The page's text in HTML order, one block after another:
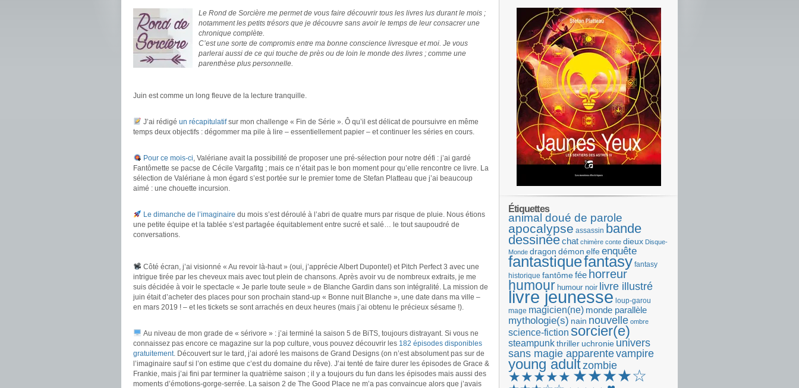
Le Rond de Sorcière me permet de vous faire découvrir tous les livres lus durant le mois ;
notamment les petits trésors que je découvre sans avoir le temps de leur consacrer une
chronique complète.
C’est une sorte de compromis entre ma bonne conscience livresque et moi. Je vous
parlerai aussi de ce qui touche de près ou de loin le monde des livres ; comme une
parenthèse plus personnelle.
Juin est comme un long fleuve de la lecture tranquille.
J’ai rédigé un récapitulatifsur mon challenge « Fin de Série ». Ô qu’il est délicat de poursuivre en même
temps deux objectifs : dégommer ma pile à lire – essentiellement papier – et continuer les séries en cours.
Pour ce mois-ci, Valériane avait la possibilité de proposer une pré-sélection pour notre défi : j’ai gardé
Fantômette se pacse de Cécile Vargafitg ; mais ce n’était pas le bon moment pour qu’elle rencontre ce livre. La
sélection de Valériane à mon égard s’est portée sur le premier tome de Stefan Platteau que j’ai beaucoup
aimé : une chouette incursion.
Le dimanche de l’imaginaire du mois s’est déroulé à l’abri de quatre murs par risque de pluie. Nous étions
une petite équipe et la tablée s’est partagée équitablement entre sucré et salé… le tout saupoudré de
conversations.
Côté écran, j’ai visionné « Au revoir là-haut » (oui, j’apprécie Albert Dupontel) et Pitch Perfect 3 avec une
intrigue tirée par les cheveux mais avec tout plein de chansons. Après avoir vu de nombreux extraits, je me
suis décidée à voir le spectacle « Je parle toute seule » de Blanche Gardin dans son intégralité. La mission de
juin était d’acheter des places pour son prochain stand-up « Bonne nuit Blanche », une date dans ma ville –
en mars 2019 ! – et les tickets se sont arrachés en deux heures (mais j’ai obtenu le précieux sésame !).
Au niveau de mon grade de « sérivore » : j’ai terminé la saison 5 de BiTS, toujours distrayant. Si vous ne
connaissez pas encore ce magazine sur la pop culture, vous pouvez découvrir les 182 épisodes disponibles
gratuitement. Découvert sur le tard, j’ai adoré les maisons de Grand Designs (on n’est absolument pas sur de
l’imaginaire sauf si l’on estime que c’est du domaine du rêve). J’ai tenté de faire durer les épisodes de Grace &
Frankie, mais j’ai fini par terminer la quatrième saison ; il y a toujours du fun dans les épisodes mais aussi des
moments d’émotions-gorge-serrée. La saison 2 de The Good Place ne m’a pas convaincue alors que j’avais
Étiquettes
animal doué de parole
apocalypse assassin bande
dessinéechat chimère conte dieux Disque-
Monde dragon démon elfeenquête
fantastiquefantasy fantasy
historique fantômefée horreur
humour humour noir livre illustré
livre jeunesse loup-garou
mage magicien(ne) monde parallèle
mythologie(s) nain nouvelle ombre
science-fiction sorcier(e)
steampunkthriller uchronie univers
sans magie apparentevampire
young adultzombie
★★★★★ ★★★★☆